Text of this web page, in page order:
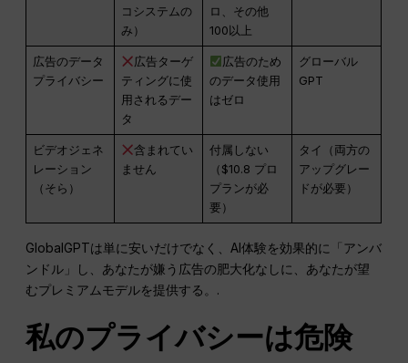
コシステムの
み）
ロ、その他
100以上
広告のデータ
プライバシー
広告ターゲ
ティングに使
用されるデー
タ
広告のため
のデータ使用
はゼロ
グローバル
GPT
ビデオジェネ
レーション
（そら）
含まれてい
ません
付属しない
（$10.8 プロ
プランが必
要）
タイ（両方の
アップグレー
ドが必要）
GlobalGPTは単に安いだけでなく、AI体験を効果的に「アンバ
ンドル」し、あなたが嫌う広告の肥大化なしに、あなたが望
むプレミアムモデルを提供する。.
私のプライバシーは危険